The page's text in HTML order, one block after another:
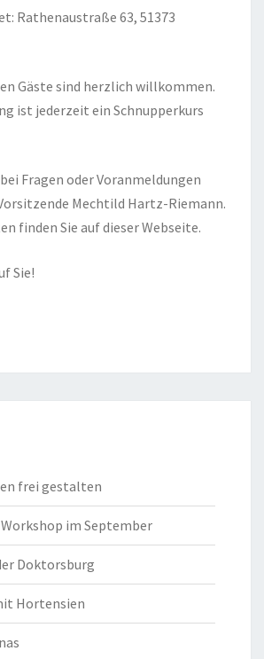
Rathenaustraße 63, 51373
Gäste sind herzlich willkommen.
ist jederzeit ein Schnupperkurs
Fragen oder Voranmeldungen
Mechtild Hartz-Riemann.
finden Sie auf dieser Webseite.
Sie!
frei gestalten
im September
Doktorsburg
Hortensien